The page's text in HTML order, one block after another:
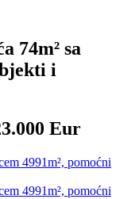
74m² sa
i
Eur